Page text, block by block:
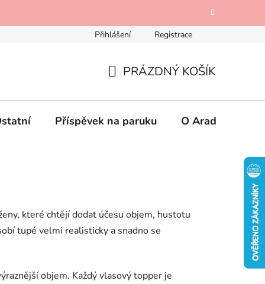
Odstoupení od kupní smlouvy Mimosoudní řešení
Přihlášení Registrace
KOŠÍK
PRÁZDNÝ KOŠÍK
Příspěvek na paruku O Aradese
které chtějí dodat účesu objem, hustotu
tupé velmi realisticky a snadno se
objem. Každý vlasový topper je